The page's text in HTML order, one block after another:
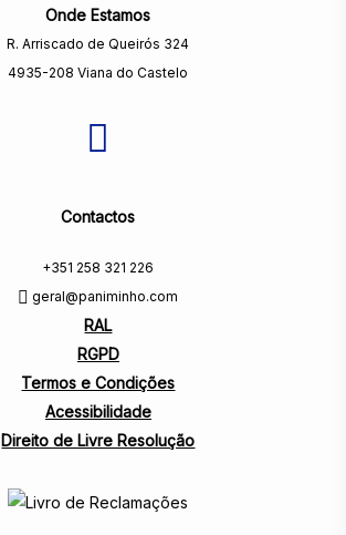
Onde Estamos
R. Arriscado de Queirós 324
4935-208 Viana do Castelo
Contactos
+351 258 321 226
geral@paniminho.com
RAL
RGPD
Termos e Condições
Acessibilidade
Direito de Livre Resolução